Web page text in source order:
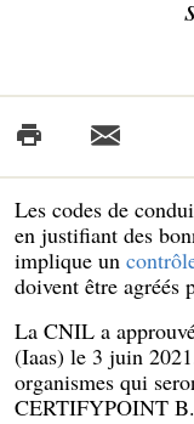
Les codes de
en justifiant des
implique un
doivent être agréés
La CNIL a
(Iaas) le 3 juin
organismes qui
CERTIFYPOINT